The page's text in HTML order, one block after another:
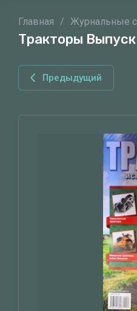
Главная / Журнальные
Тракторы
Предыдущий